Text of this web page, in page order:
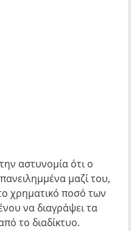
αστυνομία ότι ο
μαζί του,
χρηματικό ποσό των
να διαγράψει τα
το διαδίκτυο.